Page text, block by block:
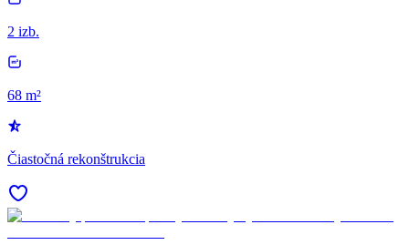
2 izb.
68 m²
Čiastočná rekonštrukcia